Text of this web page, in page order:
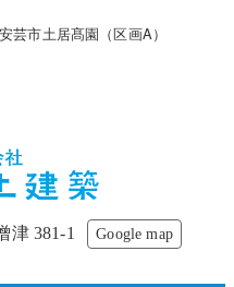
芸市土居髙園（区画A）
津 381-1 Google map